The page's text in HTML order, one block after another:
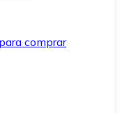
comprar